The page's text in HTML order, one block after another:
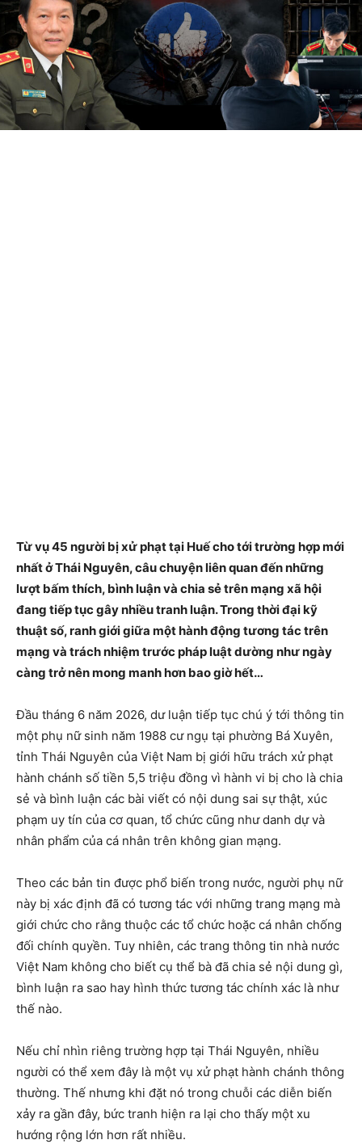
Từ vụ 45 người bị xử phạt tại Huế cho tới trường hợp mới
nhất ở Thái Nguyên, câu chuyện liên quan đến những
lượt bấm thích, bình luận và chia sẻ trên mạng xã hội
đang tiếp tục gây nhiều tranh luận. Trong thời đại kỹ
thuật số, ranh giới giữa một hành động tương tác trên
mạng và trách nhiệm trước pháp luật dường như ngày
càng trở nên mong manh hơn bao giờ hết…
Đầu tháng 6 năm 2026, dư luận tiếp tục chú ý tới thông tin
một phụ nữ sinh năm 1988 cư ngụ tại phường Bá Xuyên,
tỉnh Thái Nguyên của Việt Nam bị giới hữu trách xử phạt
hành chánh số tiền 5,5 triệu đồng vì hành vi bị cho là chia
sẻ và bình luận các bài viết có nội dung sai sự thật, xúc
phạm uy tín của cơ quan, tổ chức cũng như danh dự và
nhân phẩm của cá nhân trên không gian mạng.
Theo các bản tin được phổ biến trong nước, người phụ nữ
này bị xác định đã có tương tác với những trang mạng mà
giới chức cho rằng thuộc các tổ chức hoặc cá nhân chống
đối chính quyền. Tuy nhiên, các trang thông tin nhà nước
Việt Nam không cho biết cụ thể bà đã chia sẻ nội dung gì,
bình luận ra sao hay hình thức tương tác chính xác là như
thế nào.
Nếu chỉ nhìn riêng trường hợp tại Thái Nguyên, nhiều
người có thể xem đây là một vụ xử phạt hành chánh thông
thường. Thế nhưng khi đặt nó trong chuỗi các diễn biến
xảy ra gần đây, bức tranh hiện ra lại cho thấy một xu
hướng rộng lớn hơn rất nhiều.